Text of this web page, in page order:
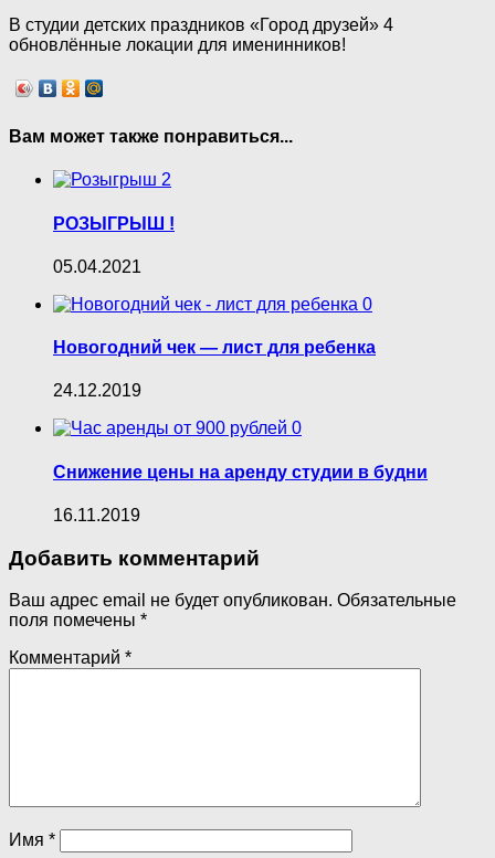
В студии детских праздников «Город друзей» 4
обновлённые локации для именинников!
Вам может также понравиться...
2
РОЗЫГРЫШ !
05.04.2021
0
Новогодний чек — лист для ребенка
24.12.2019
0
Снижение цены на аренду студии в будни
16.11.2019
Добавить комментарий
Ваш адрес email не будет опубликован. Обязательные
поля помечены *
Комментарий *
Имя *